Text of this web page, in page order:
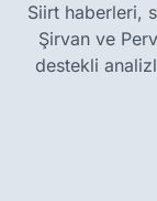
Siirt haberleri,
Şirvan ve
destekli